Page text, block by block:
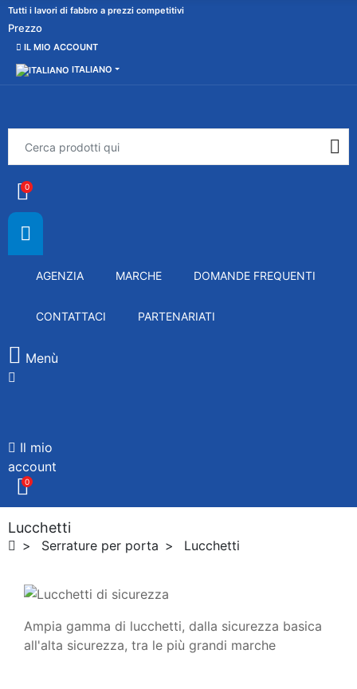
Tutti i lavori di fabbro a prezzi competitivi
Prezzo
IL MIO ACCOUNT
ITALIANO
0
AGENZIA MARCHE DOMANDE FREQUENTI
CONTATTACI PARTENARIATI
Menù
Il mio
account
0
Lucchetti
Serrature per porta Lucchetti
Ampia gamma di lucchetti, dalla sicurezza basica
all'alta sicurezza, tra le più grandi marche